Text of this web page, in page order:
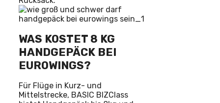
WAS KOSTET 8 KG
HANDGEPÄCK BEI
EUROWINGS?
Für Flüge in Kurz- und
Mittelstrecke, BASIC BIZClass